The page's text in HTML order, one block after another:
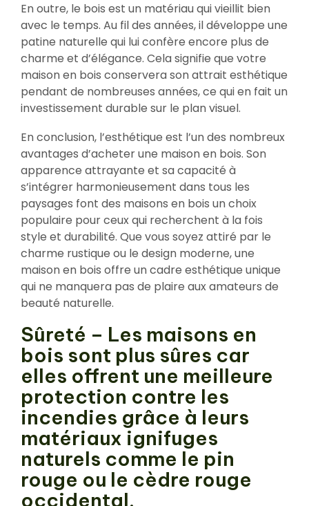
En outre, le bois est un matériau qui vieillit bien
avec le temps. Au fil des années, il développe une
patine naturelle qui lui confère encore plus de
charme et d’élégance. Cela signifie que votre
maison en bois conservera son attrait esthétique
pendant de nombreuses années, ce qui en fait un
investissement durable sur le plan visuel.
En conclusion, l’esthétique est l’un des nombreux
avantages d’acheter une maison en bois. Son
apparence attrayante et sa capacité à
s’intégrer harmonieusement dans tous les
paysages font des maisons en bois un choix
populaire pour ceux qui recherchent à la fois
style et durabilité. Que vous soyez attiré par le
charme rustique ou le design moderne, une
maison en bois offre un cadre esthétique unique
qui ne manquera pas de plaire aux amateurs de
beauté naturelle.
Sûreté – Les maisons en
bois sont plus sûres car
elles offrent une meilleure
protection contre les
incendies grâce à leurs
matériaux ignifuges
naturels comme le pin
rouge ou le cèdre rouge
occidental.